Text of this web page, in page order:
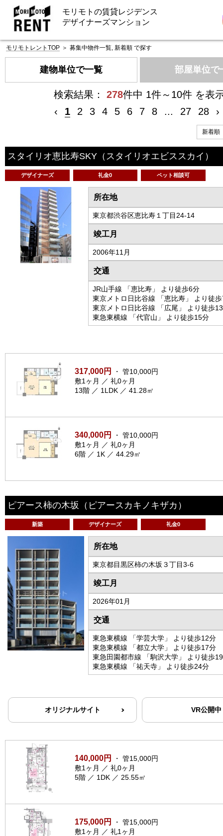
モリモトの賃貸レジデンス
デザイナーズマンション
モリモトレントTOP ＞ 募集中物件一覧, 新着順 で探す
建物単位で一覧 部屋単位で
検索結果： 278件中 1件～10件 を表
‹
1 2 3 4 5 6 7 8 ... 27 28 ›
スタイリオ恵比寿SKY （スタイリオエビススカイ）
デザイナーズ 礼金0 ペット相談可
所在地
東京都渋谷区恵比寿１丁目24-14
竣工月
2006年11月
交通
JR山手線 「恵比寿」 より徒歩6分
東京メトロ日比谷線 「恵比寿」 より徒
東京メトロ日比谷線 「広尾」 より徒歩
東急東横線 「代官山」 より徒歩15分
317,000円
・ 管10,000円
敷1ヶ月 ／ 礼0ヶ月
13階 ／ 1LDK ／ 41.28㎡
340,000円
・ 管10,000円
敷1ヶ月 ／ 礼0ヶ月
6階 ／ 1K ／ 44.29㎡
ピアース柿の木坂 （ピアースカキノキザカ）
新築 デザイナーズ 礼金0
所在地
東京都目黒区柿の木坂３丁目3-6
竣工月
2026年01月
交通
東急東横線 「学芸大学」 より徒歩12分
東急東横線 「都立大学」 より徒歩17分
東急田園都市線 「駒沢大学」 より徒歩
東急東横線 「祐天寺」 より徒歩24分
オリジナルサイト VR公開中
140,000円
・ 管15,000円
敷1ヶ月 ／ 礼0ヶ月
5階 ／ 1DK ／ 25.55㎡
175,000円
・ 管15,000円
敷1ヶ月 ／ 礼1ヶ月